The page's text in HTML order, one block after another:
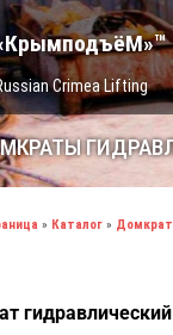
Crimea Lifting
» Каталог »